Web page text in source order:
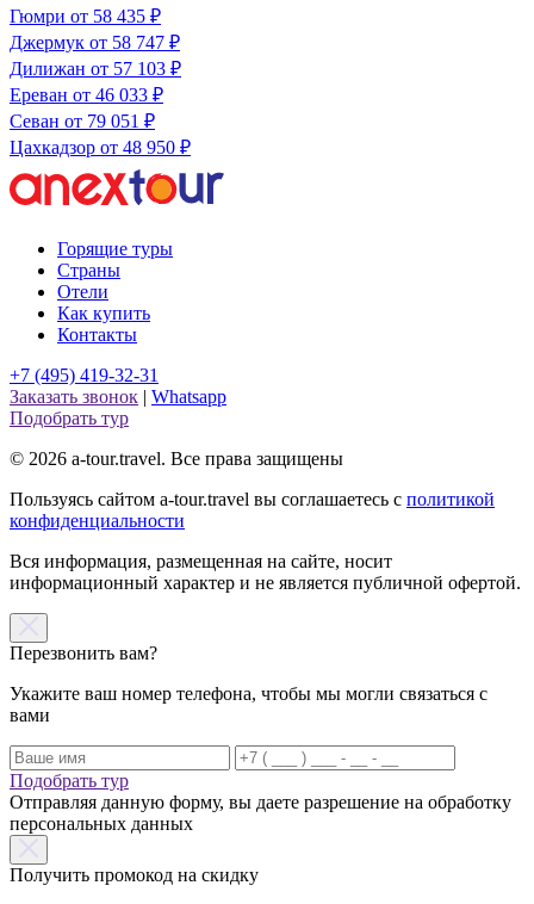
Гюмри от 58 435 ₽
Джермук от 58 747 ₽
Дилижан от 57 103 ₽
Ереван от 46 033 ₽
Севан от 79 051 ₽
Цахкадзор от 48 950 ₽
Горящие туры
Страны
Отели
Как купить
Контакты
+7 (495) 419-32-31
Заказать звонок | Whatsapp
Подобрать тур
© 2026 a-tour.travel. Все права защищены
Пользуясь сайтом a-tour.travel вы соглашаетесь с политикой
конфиденциальности
Вся информация, размещенная на сайте, носит
информационный характер и не является публичной офертой.
Перезвонить вам?
Укажите ваш номер телефона, чтобы мы могли связаться с
вами
Подобрать тур
Отправляя данную форму, вы даете разрешение на обработку
персональных данных
Получить промокод на скидку